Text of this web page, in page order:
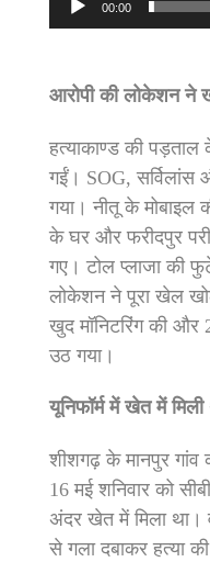
00:00
आरोपी की लोकेशन ने
हत्याकाण्ड की पड़ताल
गईं। SOG, सर्विलांस
गया। नीतू के मोबाइल
के घर और फरीदपुर
गए। टोल प्लाजा की
लोकेशन ने पूरा खेल
खुद मॉनिटरिंग की और
उठ गया।
यूनिफॉर्म में खेत में
शीशगढ़ के मानपुर गांव
16 मई शनिवार को
अंदर खेत में मिला था।
से गला दबाकर हत्या